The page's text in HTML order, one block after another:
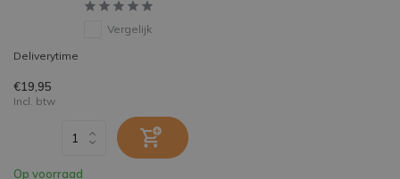
Vergelijk
Deliverytime
€19,95
Incl. btw
Op voorraad